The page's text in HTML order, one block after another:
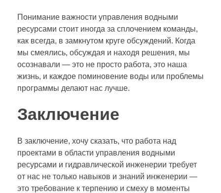
Понимание важности управления водными
ресурсами стоит иногда за сплочением команды,
как всегда, в замкнутом круге обсуждений. Когда
мы смеялись, обсуждая и находя решения, мы
осознавали — это не просто работа, это наша
жизнь, и каждое поминовение воды или проблемы
программы делают нас лучше.
Заключение
В заключение, хочу сказать, что работа над
проектами в области управления водными
ресурсами и гидравлической инженерии требует
от нас не только навыков и знаний инженерии —
это требование к терпению и смеху в моменты